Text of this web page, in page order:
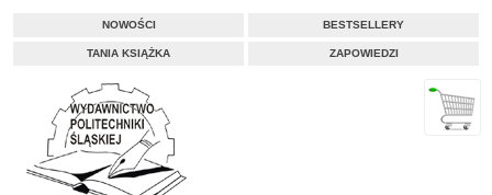
NOWOŚCI BESTSELLERY
TANIA KSIĄŻKA ZAPOWIEDZI